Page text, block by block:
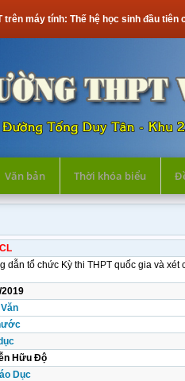
máy tính: Thế hệ học sinh đầu tiên
Văn bản Thời khóa biểu
dẫn tổ chức Kỳ thi THPT quốc gia và
Hữu Độ
Dục